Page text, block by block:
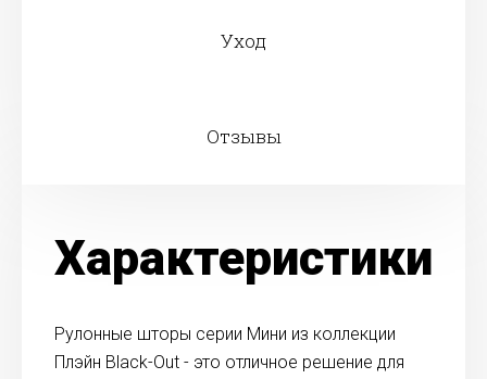
Уход
Отзывы
Характеристики
Рулонные шторы серии Мини из коллекции
Плэйн Black-Out - это отличное решение для